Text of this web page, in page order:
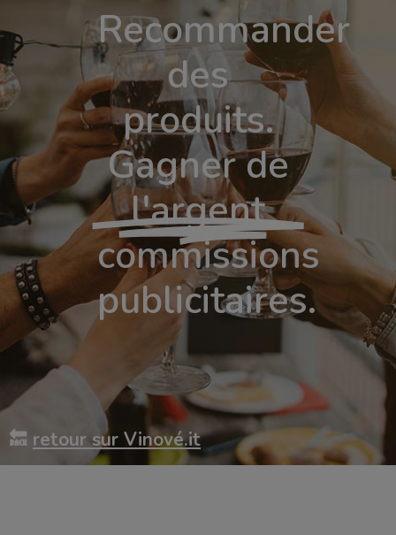
Recommander
des
produits.
Gagner de
l'argent
commissions
publicitaires.
🔙 retour sur Vinové.it